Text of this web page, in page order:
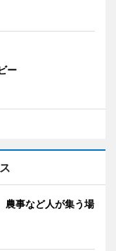
ー
農事など人が集う場